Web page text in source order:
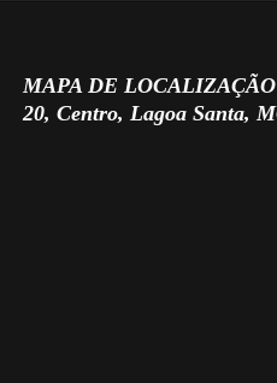
MAPA DE
20, Centro, Lagoa Santa,